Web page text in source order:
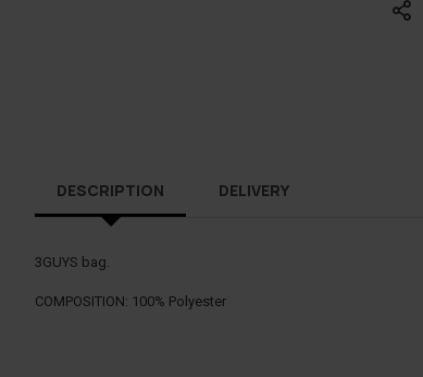
DESCRIPTION DELIVERY
3GUYS bag.
COMPOSITION: 100% Polyester